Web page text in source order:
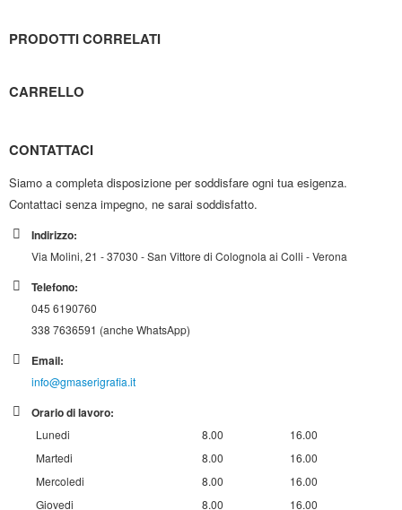
PRODOTTI CORRELATI
CARRELLO
CONTATTACI
Siamo a completa disposizione per soddisfare ogni tua esigenza.
Contattaci senza impegno, ne sarai soddisfatto.
Indirizzo:
Via Molini, 21 - 37030 - San Vittore di Colognola ai Colli - Verona
Telefono:
045 6190760
338 7636591 (anche WhatsApp)
Email:
info@gmaserigrafia.it
Orario di lavoro:
Lunedi 8.00
16.00
Martedi
8.00
16.00
Mercoledi
8.00
16.00
Giovedi
8.00
16.00